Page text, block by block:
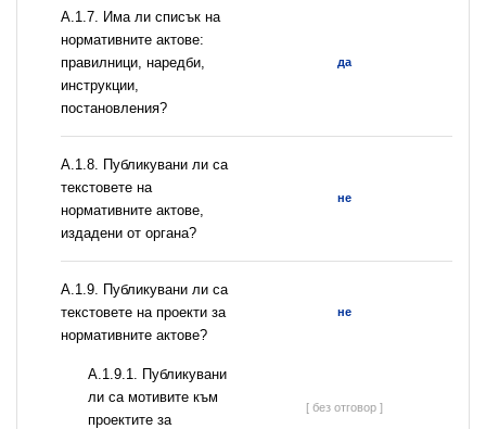
А.1.7. Има ли списък на
нормативните актове:
правилници, наредби,
инструкции,
постановления?
да
А.1.8. Публикувани ли са
текстовете на
нормативните актове,
издадени от органа?
не
А.1.9. Публикувани ли са
текстовете на проекти за
нормативните актове?
не
А.1.9.1. Публикувани
ли са мотивите към
проектите за
[ без отговор ]